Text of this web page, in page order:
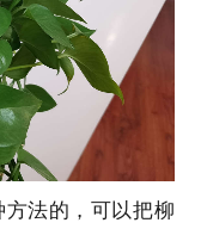
法的，可以把柳